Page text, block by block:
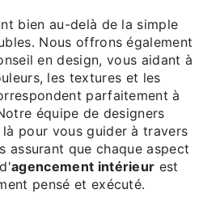
bien au-delà de la simple
Nous offrons également
en design, vous aidant à
les textures et les
parfaitement à
équipe de designers
pour vous guider à travers
assurant que chaque aspect
agencement intérieur est
pensé et exécuté.